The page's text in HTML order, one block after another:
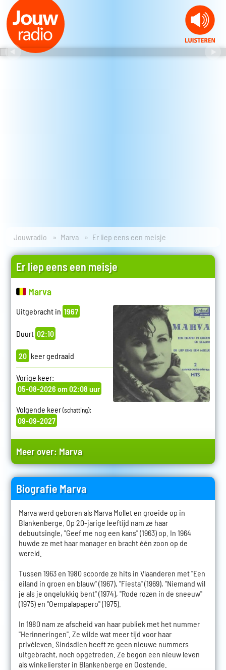
Jouwradio Marva Er liep eens een meisje
Er liep eens een meisje
Marva
Uitgebracht in 1967
Duurt 02:10
20 keer gedraaid
Vorige keer:
05-08-2026 om 02:08 uur
Volgende keer(schatting):
09-09-2027
Meer over: Marva
Biografie Marva
Marva werd geboren als Marva Mollet en groeide op in
Blankenberge. Op 20-jarige leeftijd nam ze haar
debuutsingle, "Geef me nog een kans" (1963) op. In 1964
huwde ze met haar manager en bracht één zoon op de
wereld.
Tussen 1963 en 1980 scoorde ze hits in Vlaanderen met "Een
eiland in groen en blauw" (1967), "Fiesta" (1969), "Niemand wil
je als je ongelukkig bent" (1974), "Rode rozen in de sneeuw"
(1975) en "Oempalapapero" (1975).
In 1980 nam ze afscheid van haar publiek met het nummer
"Herinneringen". Ze wilde wat meer tijd voor haar
privéleven. Sindsdien heeft ze geen nieuwe nummers
uitgebracht, noch opgetreden. Ze begon een nieuw leven
als winkelierster in Blankenberge en Oostende.